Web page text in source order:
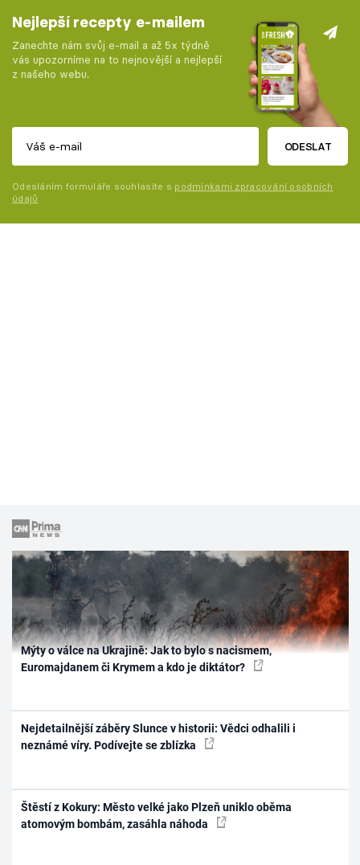
Nejlepší recepty e-mailem
Zanechte nám svůj e-mail a až 5x týdně
vás upozorníme na to nejnovější a nejlepší
z našeho webu.
ODESLAT
Odesláním formuláře souhlasíte s podmínkami zpracování osobních
údajů
Mýty o válce na Ukrajině: Jak to bylo s nacismem,
Euromajdanem či Krymem a kdo je diktátor?
Nejdetailnější záběry Slunce v historii: Vědci odhalili i
neznámé víry. Podívejte se zblízka
Štěstí z Kokury: Město velké jako Plzeň uniklo oběma
atomovým bombám, zasáhla náhoda